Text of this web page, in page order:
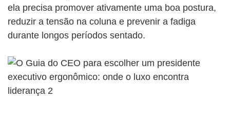
ela precisa promover ativamente uma boa postura,
reduzir a tensão na coluna e prevenir a fadiga
durante longos períodos sentado.